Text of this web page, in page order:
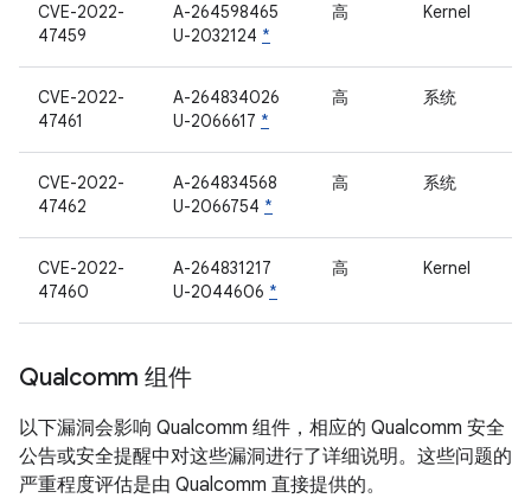
CVE-2022-
47459
A-264598465
U-2032124 *
高 Kernel
CVE-2022-
47461
A-264834026
U-2066617 *
高 系统
CVE-2022-
47462
A-264834568
U-2066754 *
高 系统
CVE-2022-
47460
A-264831217
U-2044606 *
高 Kernel
Qualcomm 组件
以下漏洞会影响 Qualcomm 组件，相应的 Qualcomm 安全
公告或安全提醒中对这些漏洞进行了详细说明。这些问题的
严重程度评估是由 Qualcomm 直接提供的。